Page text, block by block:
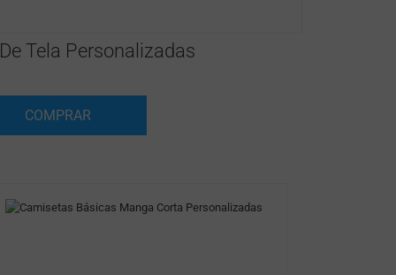
Tela Personalizadas
COMPRAR